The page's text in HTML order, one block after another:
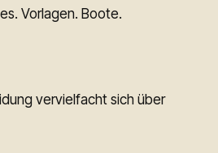
Vorlagen. Boote.
vervielfacht sich über